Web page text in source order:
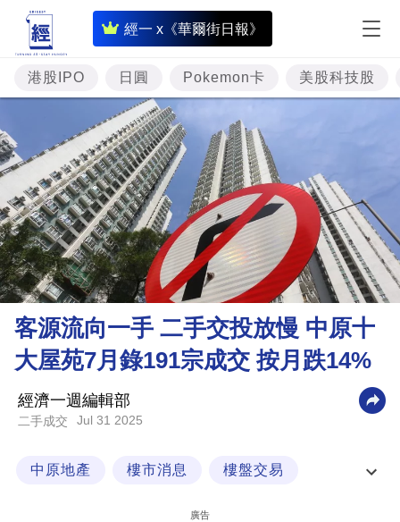
經一 x《華爾街日報》
即
時
財
經
專
題
投
資
樓
市
理
財
商
業
科
港股IPO 日圓 Pokemon卡 美股科技股
客源流向一手 二手交投放慢 中原十
大屋苑7月錄191宗成交 按月跌14%
經濟一週編輯部
二手成交 Jul 31 2025
中原地產 樓市消息 樓盤交易
廣告